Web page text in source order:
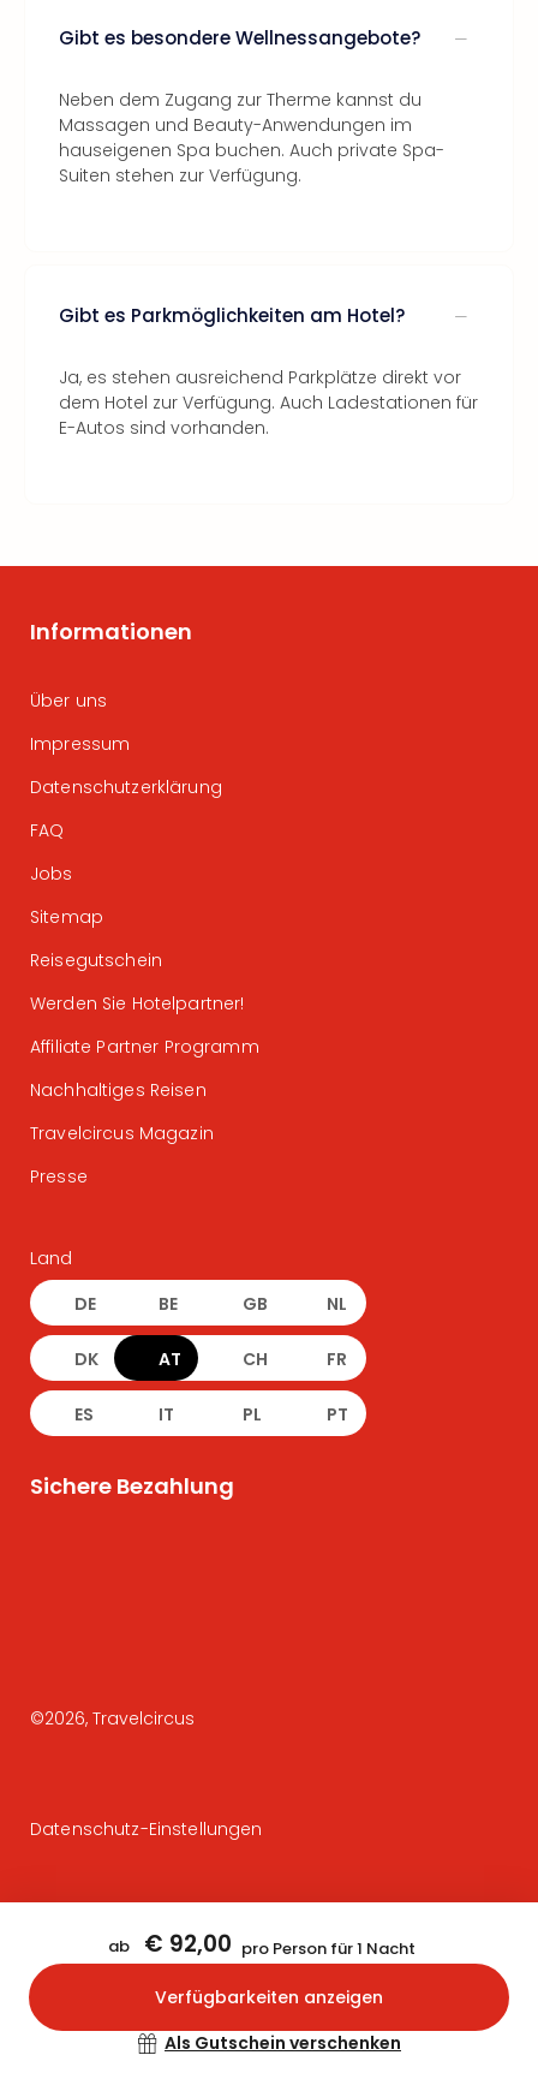
Bestätigen
Gibt es besondere Wellnessangebote?
Neben dem Zugang zur Therme kannst du
Massagen und Beauty-Anwendungen im
hauseigenen Spa buchen. Auch private Spa-
Suiten stehen zur Verfügung.
Gibt es Parkmöglichkeiten am Hotel?
Ja, es stehen ausreichend Parkplätze direkt vor
dem Hotel zur Verfügung. Auch Ladestationen für
E-Autos sind vorhanden.
ab € 92,00 pro Person für 1 Nacht
Verfügbarkeiten anzeigen
Als Gutschein verschenken
Informationen
Über uns
Impressum
Datenschutzerklärung
FAQ
Jobs
Sitemap
Reisegutschein
Werden Sie Hotelpartner!
Affiliate Partner Programm
Nachhaltiges Reisen
Travelcircus Magazin
Presse
Land
DE BE GB NL
DK AT CH FR
ES IT PL PT
Sichere Bezahlung
©2026, Travelcircus
Datenschutz-Einstellungen